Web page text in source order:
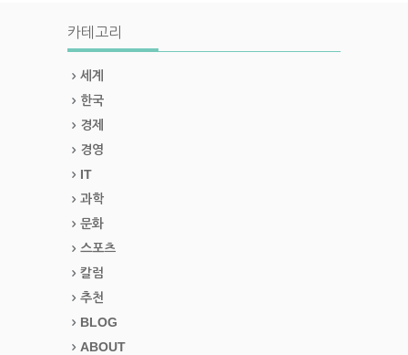
카테고리
세계
한국
경제
경영
IT
과학
문화
스포츠
칼럼
추천
BLOG
ABOUT